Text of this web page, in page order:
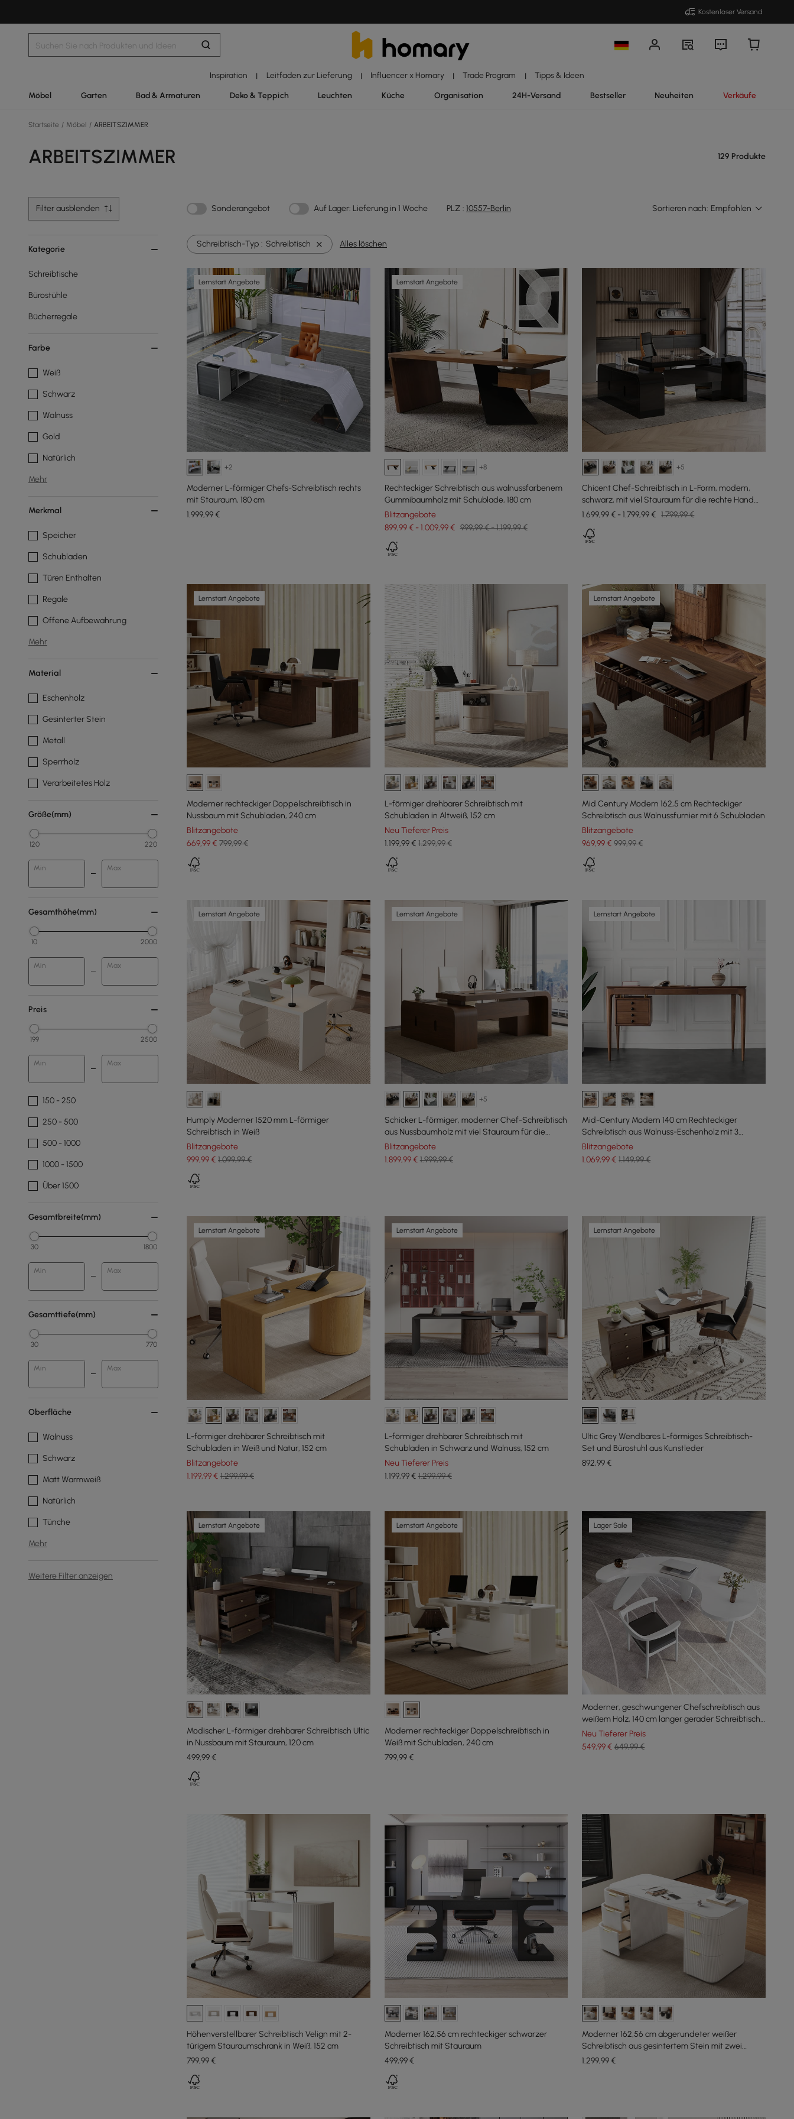
Kostenloser Versand
Inspiration | Leitfaden zur Lieferung | Influencer x Homary | Trade Program | Tipps & Ideen
Möbel Garten Bad & Armaturen Deko & Teppich Leuchten Küche Organisation 24H-Versand Bestseller Neuheiten Verkäufe
Startseite / Möbel / ARBEITSZIMMER
ARBEITSZIMMER 129 Produkte
Filter ausblenden Sonderangebot Auf Lager: Lieferung in 1 Woche PLZ : 10557-Berlin Sortieren nach: Empfohlen
Kategorie
Schreibtische
Bürostühle
Bücherregale
Farbe
Weiß
Schwarz
Walnuss
Gold
Natürlich
Mehr
Merkmal
Speicher
Schubladen
Türen Enthalten
Regale
Offene Aufbewahrung
Mehr
Material
Eschenholz
Gesinterter Stein
Metall
Sperrholz
Verarbeitetes Holz
Größe(mm)
120 220
Min Max
Gesamthöhe(mm)
10 2000
Min Max
Preis
199 2500
Min Max
150 - 250
250 - 500
500 - 1000
1000 - 1500
Über 1500
Gesamtbreite(mm)
30 1800
Min Max
Gesamttiefe(mm)
30 770
Min Max
Oberfläche
Walnuss
Schwarz
Matt Warmweiß
Natürlich
Tünche
Mehr
Weitere Filter anzeigen
Schreibtisch-Typ : Schreibtisch Alles löschen
Lernstart Angebote
+2
Moderner L-förmiger Chefs-Schreibtisch rechts
mit Stauraum, 180 cm
1.999,99€
Lernstart Angebote
+8
Rechteckiger Schreibtisch aus walnussfarbenem
Gummibaumholz mit Schublade, 180 cm
Blitzangebote
899,99 € - 1.009,99 € 999,99 € - 1.199,99 €
+5
Chicent Chef-Schreibtisch in L-Form, modern,
schwarz, mit viel Stauraum für die rechte Hand
(1800 mm)
1.699,99 € - 1.799,99 € 1.799,99 €
Lernstart Angebote
Moderner rechteckiger Doppelschreibtisch in
Nussbaum mit Schubladen, 240 cm
Blitzangebote
669,99€ 799,99 €
L-förmiger drehbarer Schreibtisch mit
Schubladen in Altweiß, 152 cm
Neu Tieferer Preis
1.199,99€ 1.299,99 €
Lernstart Angebote
Mid Century Modern 162,5 cm Rechteckiger
Schreibtisch aus Walnussfurnier mit 6 Schubladen
Blitzangebote
969,99€ 999,99 €
Lernstart Angebote
Humply Moderner 1520 mm L-förmiger
Schreibtisch in Weiß
Blitzangebote
999,99€ 1.099,99 €
Lernstart Angebote
+5
Schicker L-förmiger, moderner Chef-Schreibtisch
aus Nussbaumholz mit viel Stauraum für die
rechte Hand (1800 mm)
Blitzangebote
1.899,99€ 1.999,99 €
Lernstart Angebote
Mid-Century Modern 140 cm Rechteckiger
Schreibtisch aus Walnuss-Eschenholz mit 3
Schubladen
Blitzangebote
1.069,99€ 1.149,99 €
Lernstart Angebote
L-förmiger drehbarer Schreibtisch mit
Schubladen in Weiß und Natur, 152 cm
Blitzangebote
1.199,99€ 1.299,99 €
Lernstart Angebote
L-förmiger drehbarer Schreibtisch mit
Schubladen in Schwarz und Walnuss, 152 cm
Neu Tieferer Preis
1.199,99€ 1.299,99 €
Lernstart Angebote
Ultic Grey Wendbares L-förmiges Schreibtisch-
Set und Bürostuhl aus Kunstleder
892,99€
Lernstart Angebote
Modischer L-förmiger drehbarer Schreibtisch Ultic
in Nussbaum mit Stauraum, 120 cm
499,99€
Lernstart Angebote
Moderner rechteckiger Doppelschreibtisch in
Weiß mit Schubladen, 240 cm
799,99€
Lager Sale
Moderner, geschwungener Chefschreibtisch aus
weißem Holz, 140 cm langer gerader Schreibtisch
mit 3 ovalen Beinen
Neu Tieferer Preis
549,99€ 649,99 €
Höhenverstellbarer Schreibtisch Velign mit 2-
türigem Stauraumschrank in Weiß, 152 cm
799,99€
Moderner 162,56 cm rechteckiger schwarzer
Schreibtisch mit Stauraum
499,99€
Moderner 162,56 cm abgerundeter weißer
Schreibtisch aus gesintertem Stein mit zwei
Ablagen
1.299,99€